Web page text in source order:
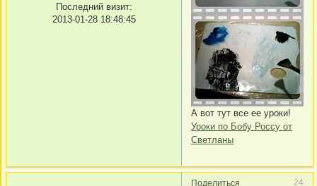
Последний визит:
2013-01-28 18:48:45
А вот тут все ее уроки!
Уроки по Бобу Россу от
Светланы
Поделиться
24